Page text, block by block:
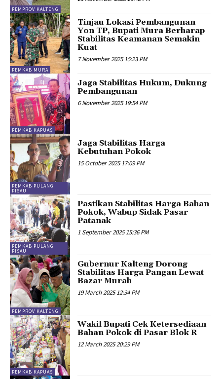
PEMPROV KALTENG
PEMKAB MURA
Tinjau Lokasi Pembangunan
Yon TP, Bupati Mura Berharap
Stabilitas Keamanan Semakin
Kuat
7 November 2025 15:23 PM
PEMKAB KAPUAS
Jaga Stabilitas Hukum, Dukung
Pembangunan
6 November 2025 19:54 PM
PEMKAB PULANG
PISAU
Jaga Stabilitas Harga
Kebutuhan Pokok
15 October 2025 17:09 PM
PEMKAB PULANG
PISAU
Pastikan Stabilitas Harga Bahan
Pokok, Wabup Sidak Pasar
Patanak
1 September 2025 15:36 PM
PEMPROV KALTENG
Gubernur Kalteng Dorong
Stabilitas Harga Pangan Lewat
Bazar Murah
19 March 2025 12:34 PM
PEMKAB KAPUAS
Wakil Bupati Cek Ketersediaan
Bahan Pokok di Pasar Blok R
12 March 2025 20:29 PM